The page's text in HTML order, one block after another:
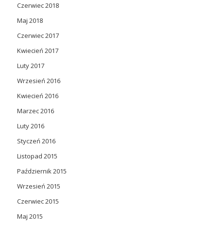
Czerwiec 2018
Maj 2018
Czerwiec 2017
Kwiecień 2017
Luty 2017
Wrzesień 2016
Kwiecień 2016
Marzec 2016
Luty 2016
Styczeń 2016
Listopad 2015
Październik 2015
Wrzesień 2015
Czerwiec 2015
Maj 2015